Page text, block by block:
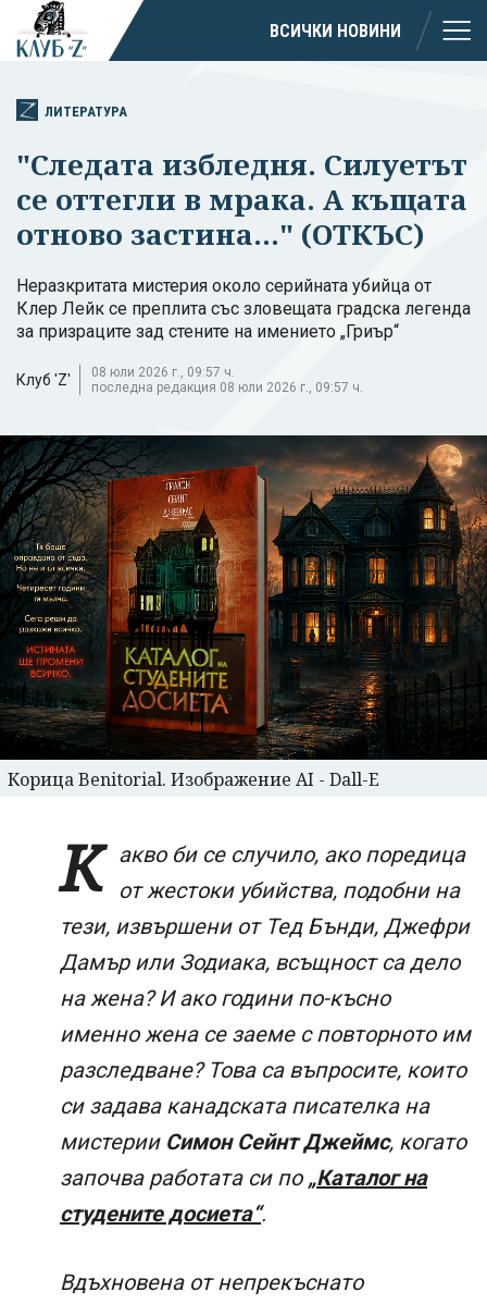
ВСИЧКИ НОВИНИ
ЛИТЕРАТУРА
"Следата избледня. Силуетът
се оттегли в мрака. А къщата
отново застина..." (ОТКЪС)
Неразкритата мистерия около серийната убийца от
Клер Лейк се преплита със зловещата градска легенда
за призраците зад стените на имението „Гриър“
Клуб 'Z'
08 юли 2026 г., 09:57 ч.
последна редакция 08 юли 2026 г., 09:57 ч.
Корица Benitorial. Изображение AI - Dall-E
К
акво би се случило, ако поредица
от жестоки убийства, подобни на
тези, извършени от Тед Бънди, Джефри
Дамър или Зодиака, всъщност са дело
на жена? И ако години по-късно
именно жена се заеме с повторното им
разследване? Това са въпросите, които
си задава канадската писателка на
мистерии Симон Сейнт Джеймс, когато
започва работата си по „Каталог на
студените досиета“.
Вдъхновена от непрекъснато